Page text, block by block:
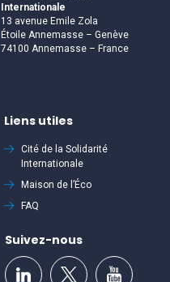
Internationale
13 avenue Emile Zola
Étoile Annemasse – Genève
74100 Annemasse – France
Liens utiles
Cité de la Solidarité
Internationale
Maison de l’Éco
FAQ
Suivez-nous